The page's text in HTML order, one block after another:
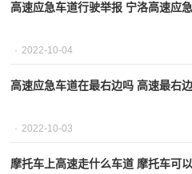
高速应急车道行驶举报 宁洛高速应
2022-10-04
高速应急车道在最右边吗 高速最右
2022-10-03
摩托车上高速走什么车道 摩托车可